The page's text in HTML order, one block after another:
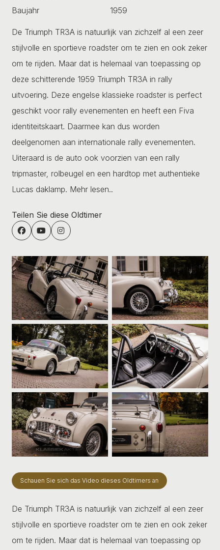
Baujahr
1959
De Triumph TR3A is natuurlijk van zichzelf al een zeer
stijlvolle en sportieve roadster om te zien en ook zeker
om te rijden. Maar dat is helemaal van toepassing op
deze schitterende 1959 Triumph TR3A in rally
uitvoering. Deze engelse klassieke roadster is perfect
geschikt voor rally evenementen en heeft een Fiva
identiteitskaart. Daarmee kan dus worden
deelgenomen aan internationale rally evenementen.
Uiteraard is de auto ook voorzien van een rally
tripmaster, rolbeugel en een hardtop met authentieke
Lucas daklamp. Mehr lesen..
Teilen Sie diese Oldtimer
Schauen Sie sich das Video dieses Oldtimers an
De Triumph TR3A is natuurlijk van zichzelf al een zeer
stijlvolle en sportieve roadster om te zien en ook zeker
om te rijden. Maar dat is helemaal van toepassing op